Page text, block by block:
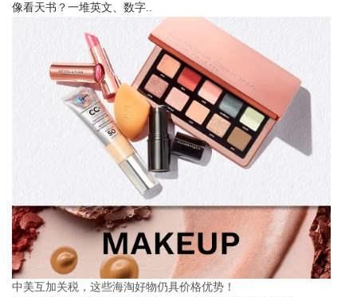
像看天书？一堆英文、数字..
中美互加关税，这些海淘好物仍具价格优势！